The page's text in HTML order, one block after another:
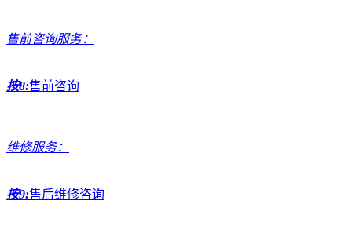
售前咨询服务：
按8:售前咨询
维修服务：
按9:售后维修咨询